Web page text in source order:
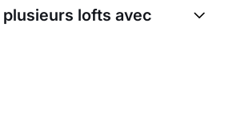
nous proposons une solution
compatible avec votre
lofts avec